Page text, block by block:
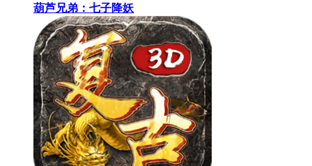
葫芦兄弟：七子降妖